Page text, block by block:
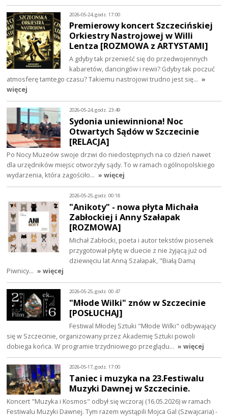
2026-05-24, godz. 17:00
Premierowy koncert Szczecińskiej
Orkiestry Nastrojowej w Willi
Lentza [ROZMOWA z ARTYSTAMI]
A gdyby tak przenieść się do przedwojennych
kabaretów, dancingów i rewii? Gdyby tak poczuć
atmosferę tamtego czasu? Takiemu nastrojowi trudno jest się… »
więcej
2026-05-24, godz. 23:49
Sydonia uniewinniona! Noc
Otwartych Sądów w Szczecinie
[RELACJA]
Po Nocy Muzeów swoje drzwi do niedostępnych na co dzień nawet
dla urzędników miejsc otworzyły sądy. To w ramach ogólnopolskiego
wydarzenia, która zagościło… » więcej
2026-05-25, godz. 00:18
"Anikoty" - nowa płyta Michała
Zabłockiej i Anny Szałapak
[ROZMOWA]
Michał Zabłocki, poeta i autor tekstów piosenek
przygotował płytę w duecie z nie żyjącą już od
dziewięciu lat Anną Szałapak, "Białą Damą
Piwnicy… » więcej
2026-05-25, godz. 00:47
"Młode Wilki" znów w Szczecinie
[POSŁUCHAJ]
Festiwal Młodej Sztuki "Młode Wilki" odbywający
się w Szczecinie, organizowany przez Akademię Sztuki powoli
dobiega końca. W programie trzydniowego przeglądu… » więcej
2026-05-17, godz. 17:00
Taniec i muzyka na 23.Festiwalu
Muzyki Dawnej w Szczecinie.
Koncert "Muzyka i Kosmos" odbył się wczoraj (16.05.2026) w ramach
Festiwalu Muzyki Dawnej. Tym razem wystąpili Mojca Gal (Szwajcaria) -